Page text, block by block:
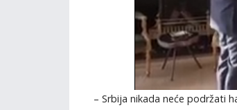
– Srbija nikada neće podržati